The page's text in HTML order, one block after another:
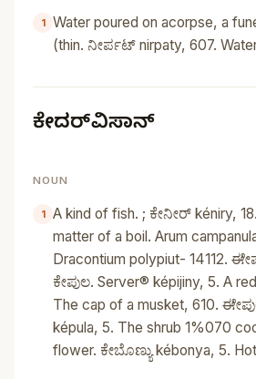
Water poured on acorpse, a
(thin. ನೀರ್ಪಟ್‌ nirpaty, 607.
ಕೇದರ್‌ವಿಸಾನ್‌
NOUN
A kind of fish. ; ಕೇನೀರ್‌ kéniry,
matter of a boil. Arum
Dracontium polypiut- 14112.
ಕೇಪುಲ. Server® képijiny, 5. A
The cap of a musket, 610.
képula, 5. The shrub 1%070
flower. ಕೇಬೊಣ್ಯು kébonya, 5.